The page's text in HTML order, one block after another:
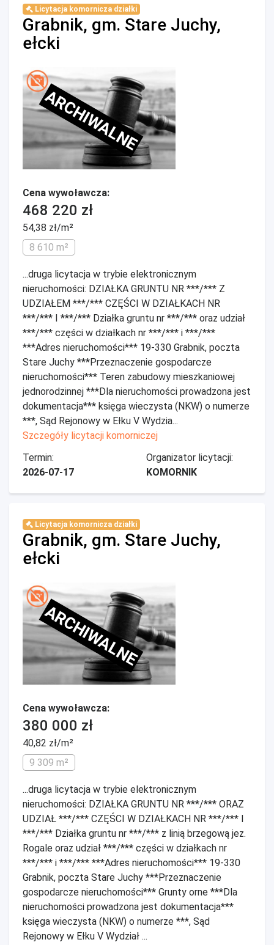
Licytacja komornicza działki
Grabnik, gm. Stare Juchy,
ełcki
ARCHIWALNE
Cena wywoławcza:
468 220 zł
54,38 zł/m²
8 610 m²
...druga licytacja w trybie elektronicznym
nieruchomości: DZIAŁKA GRUNTU NR ***/*** Z
UDZIAŁEM ***/*** CZĘŚCI W DZIAŁKACH NR
***/*** I ***/*** Działka gruntu nr ***/*** oraz udział
***/*** części w działkach nr ***/*** i ***/***
***Adres nieruchomości*** 19-330 Grabnik, poczta
Stare Juchy ***Przeznaczenie gospodarcze
nieruchomości*** Teren zabudowy mieszkaniowej
jednorodzinnej ***Dla nieruchomości prowadzona jest
dokumentacja*** księga wieczysta (NKW) o numerze
***, Sąd Rejonowy w Ełku V Wydzia...
Szczegóły licytacji komorniczej
Termin:
2026-07-17
Organizator licytacji:
KOMORNIK
Licytacja komornicza działki
Grabnik, gm. Stare Juchy,
ełcki
ARCHIWALNE
Cena wywoławcza:
380 000 zł
40,82 zł/m²
9 309 m²
...druga licytacja w trybie elektronicznym
nieruchomości: DZIAŁKA GRUNTU NR ***/*** ORAZ
UDZIAŁ ***/*** CZĘŚCI W DZIAŁKACH NR ***/*** I
***/*** Działka gruntu nr ***/*** z linią brzegową jez.
Rogale oraz udział ***/*** części w działkach nr
***/*** i ***/*** ***Adres nieruchomości*** 19-330
Grabnik, poczta Stare Juchy ***Przeznaczenie
gospodarcze nieruchomości*** Grunty orne ***Dla
nieruchomości prowadzona jest dokumentacja***
księga wieczysta (NKW) o numerze ***, Sąd
Rejonowy w Ełku V Wydział ...